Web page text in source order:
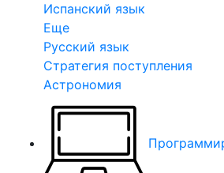
Испанский язык
Еще
Русский язык
Стратегия поступления
Астрономия